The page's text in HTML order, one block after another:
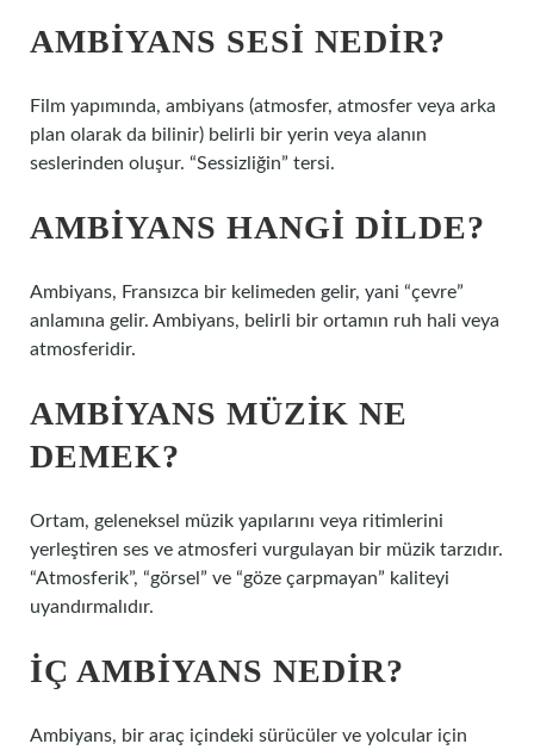
AMBIYANS SESI NEDIR?
Film yapımında, ambiyans (atmosfer, atmosfer veya arka
plan olarak da bilinir) belirli bir yerin veya alanın
seslerinden oluşur. “Sessizliğin” tersi.
AMBIYANS HANGI DILDE?
Ambiyans, Fransızca bir kelimeden gelir, yani “çevre”
anlamına gelir. Ambiyans, belirli bir ortamın ruh hali veya
atmosferidir.
AMBIYANS MÜZIK NE
DEMEK?
Ortam, geleneksel müzik yapılarını veya ritimlerini
yerleştiren ses ve atmosferi vurgulayan bir müzik tarzıdır.
“Atmosferik”, “görsel” ve “göze çarpmayan” kaliteyi
uyandırmalıdır.
İÇ AMBIYANS NEDIR?
Ambiyans, bir araç içindeki sürücüler ve yolcular için